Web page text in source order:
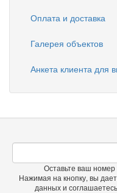
Оплата и доставка
Галерея объектов
Анкета клиента для
Оставьте ваш
Нажимая на кнопку, вы
данных и